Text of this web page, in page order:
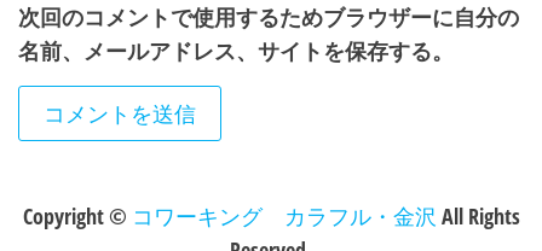
次回のコメントで使用するためブラウザーに自分の
名前、メールアドレス、サイトを保存する。
Copyright © コワーキング カラフル・金沢 All Rights